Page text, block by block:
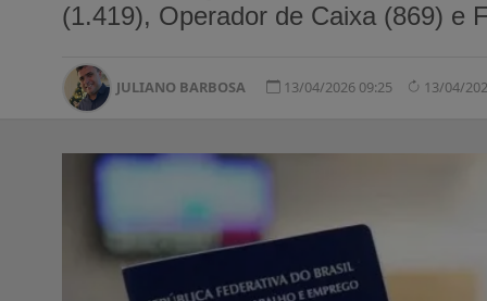
(1.419), Operador de Caixa (869) e
JULIANO BARBOSA 13/04/2026 09:25 13/04/